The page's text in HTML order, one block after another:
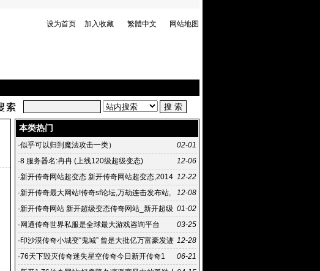
设为首页 加入收藏 繁體中文 网站地图
本类热门
02-01
·似乎可以归到魔法攻击一类）
12-06
·8 服务器名:冉冉 (上线120级超级变态)
12-22
·新开传奇网站超变态 新开传奇网站超变态,2014
年06月17日 10:58《传
12-08
·新开传奇最大网站!传奇sf论坛,万劫连击发布站,
传奇sf外挂,超级变态
01-02
·新开传奇网站 新开超级变态传奇网站_新开超级
变态传奇 新开超级变态传
03-25
· 网通传奇世界私服是全球最大游戏咨询平台
12-28
·印沙漠传奇小城变“鬼城” 曾是大批亿万富豪发迹
地
06-21
·76天下毁灭传奇迷失星空传奇今日新开传奇1